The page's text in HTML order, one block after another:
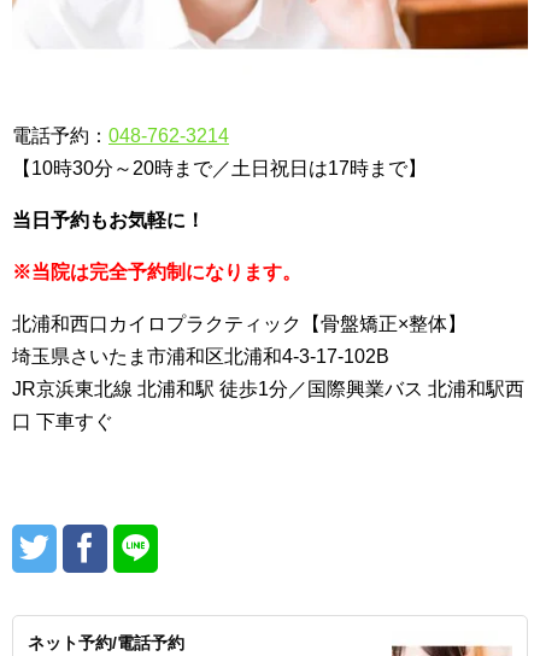
電話予約： 048-762-3214
【10時30分～20時まで／土日祝日は17時まで】
当日予約もお気軽に！
※当院は完全予約制になります。
北浦和西口カイロプラクティック【骨盤矯正×整体】
埼玉県さいたま市浦和区北浦和4-3-17-102B
JR京浜東北線 北浦和駅 徒歩1分／国際興業バス 北浦和駅西
口 下車すぐ
ネット予約/電話予約